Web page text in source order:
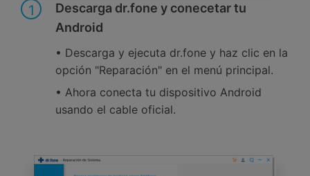
1
Descarga dr.fone y conecetar tu
Android
• Descarga y ejecuta dr.fone y haz clic en la
opción "Reparación" en el menú principal.
• Ahora conecta tu dispositivo Android
usando el cable oficial.